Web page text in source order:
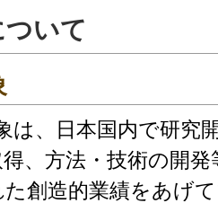
いて
は、日本国内で研究
、方法・技術の開
創造的業績をあげ